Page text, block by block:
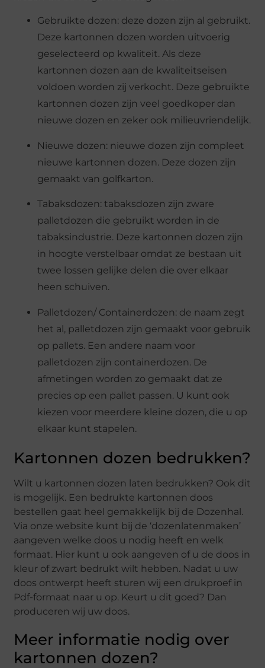
Gebruikte dozen: deze dozen zijn al gebruikt.
Deze kartonnen dozen worden uitvoerig
geselecteerd op kwaliteit. Als deze
kartonnen dozen aan de kwaliteitseisen
voldoen worden zij verkocht. Deze gebruikte
kartonnen dozen zijn veel goedkoper dan
nieuwe dozen en zeker ook milieuvriendelijk.
Nieuwe dozen: nieuwe dozen zijn compleet
nieuwe kartonnen dozen. Deze dozen zijn
gemaakt van golfkarton.
Tabaksdozen: tabaksdozen zijn zware
palletdozen die gebruikt worden in de
tabaksindustrie. Deze kartonnen dozen zijn
in hoogte verstelbaar omdat ze bestaan uit
twee lossen gelijke delen die over elkaar
heen schuiven.
Palletdozen/ Containerdozen: de naam zegt
het al, palletdozen zijn gemaakt voor gebruik
op pallets. Een andere naam voor
palletdozen zijn containerdozen. De
afmetingen worden zo gemaakt dat ze
precies op een pallet passen. U kunt ook
kiezen voor meerdere kleine dozen, die u op
elkaar kunt stapelen.
Kartonnen dozen bedrukken?
Wilt u kartonnen dozen laten bedrukken? Ook dit
is mogelijk. Een bedrukte kartonnen doos
bestellen gaat heel gemakkelijk bij de Dozenhal.
Via onze website kunt bij de ‘dozenlatenmaken’
aangeven welke doos u nodig heeft en welk
formaat. Hier kunt u ook aangeven of u de doos in
kleur of zwart bedrukt wilt hebben. Nadat u uw
doos ontwerpt heeft sturen wij een drukproef in
Pdf-formaat naar u op. Keurt u dit goed? Dan
produceren wij uw doos.
Meer informatie nodig over
kartonnen dozen?